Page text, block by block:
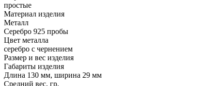
простые
Материал изделия
Металл
Серебро 925 пробы
Цвет металла
серебро с чернением
Размер и вес изделия
Габариты изделия
Длина 130 мм, ширина 29 мм
Средний вес, гр.